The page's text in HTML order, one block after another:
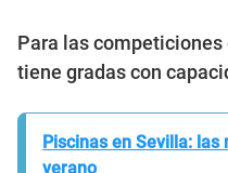
Para las
tiene gradas con
Piscinas en Sevilla:
verano